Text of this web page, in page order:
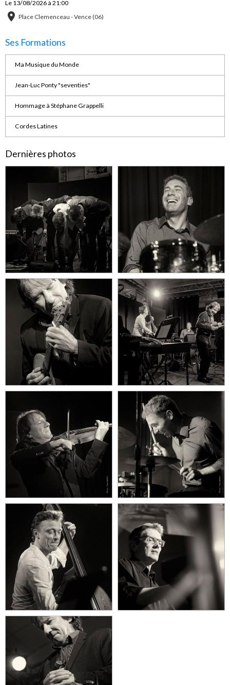
Le 13/08/2026 à 21:00
Place Clemenceau - Vence (06)
Ses Formations
Ma Musique du Monde
Jean-Luc Ponty "seventies"
Hommage à Stéphane Grappelli
Cordes Latines
Dernières photos